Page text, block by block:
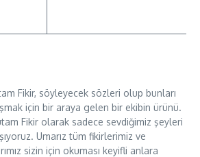
Fikir, söyleyecek sözleri olup bunları
için bir araya gelen bir ekibin ürünü.
Fikir olarak sadece sevdiğimiz şeyleri
Umarız tüm fikirlerimiz ve
sizin için okuması keyifli anlara